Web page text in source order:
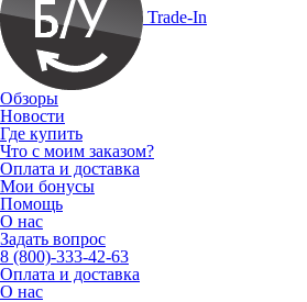
Trade-In
Обзоры
Новости
Где купить
Что с моим заказом?
Оплата и доставка
Мои бонусы
Помощь
О нас
Задать вопрос
8 (800)-333-42-63
Оплата и доставка
О нас